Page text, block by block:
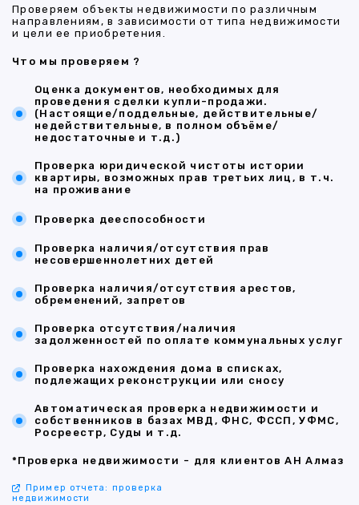
Проверяем объекты недвижимости по различным
направлениям, в зависимости от типа недвижимости
и цели ее приобретения.
Что мы проверяем ?
Оценка документов, необходимых для
проведения сделки купли-продажи.
(Настоящие/поддельные, действительные/
недействительные, в полном объёме/
недостаточные и т.д.)
Проверка юридической чистоты истории
квартиры, возможных прав третьих лиц, в т.ч.
на проживание
Проверка дееспособности
Проверка наличия/отсутствия прав
несовершеннолетних детей
Проверка наличия/отсутствия арестов,
обременений, запретов
Проверка отсутствия/наличия
задолженностей по оплате коммунальных услуг
Проверка нахождения дома в списках,
подлежащих реконструкции или сносу
Автоматическая проверка недвижимости и
собственников в базах МВД, ФНС, ФССП, УФМС,
Росреестр, Суды и т.д.
*Проверка недвижимости - для клиентов АН Алмаз
Пример отчета: проверка
недвижимости